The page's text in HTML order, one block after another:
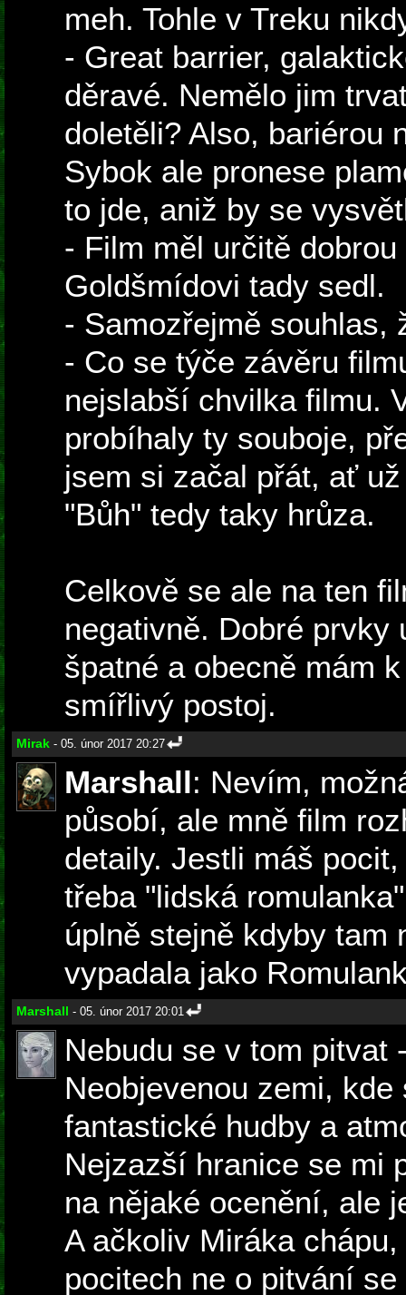
meh. Tohle v Treku
- Great barrier,
děravé. Nemělo jim
doletěli? Also, bariérou
Sybok ale pronese
to jde, aniž by se
- Film měl určitě
Goldšmídovi tady sedl.
- Samozřejmě souhlas,
- Co se týče závěru
nejslabší chvilka filmu.
probíhaly ty souboje,
jsem si začal přát, ať
"Bůh" tedy taky hrůza.
Celkově se ale na ten
negativně. Dobré
špatné a obecně mám
smířlivý postoj.
Mirak - 05. únor 2017 20:27
Marshall: Nevím,
působí, ale mně film
detaily. Jestli máš
třeba "lidská
úplně stejně kdyby tam
vypadala jako
Marshall - 05. únor 2017 20:01
Nebudu se v tom pitvat
Neobjevenou zemi,
fantastické hudby a
Nejzazší hranice se mi
na nějaké ocenění, ale
A ačkoliv Miráka
pocitech ne o pitvání